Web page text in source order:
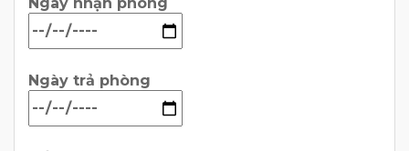
Ngày trả phòng